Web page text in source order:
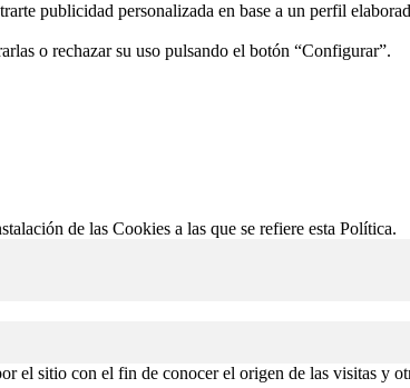
publicidad personalizada en base a un perfil
o rechazar su uso pulsando el botón “Configurar”.
de las Cookies a las que se refiere esta Política.
el sitio con el fin de conocer el origen de las visitas y